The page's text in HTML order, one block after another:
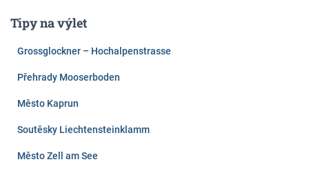
Tipy na výlet
Grossglockner – Hochalpenstrasse
Přehrady Mooserboden
Město Kaprun
Soutěsky Liechtensteinklamm
Město Zell am See